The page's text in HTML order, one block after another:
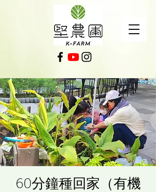
60分鐘種回家（有機